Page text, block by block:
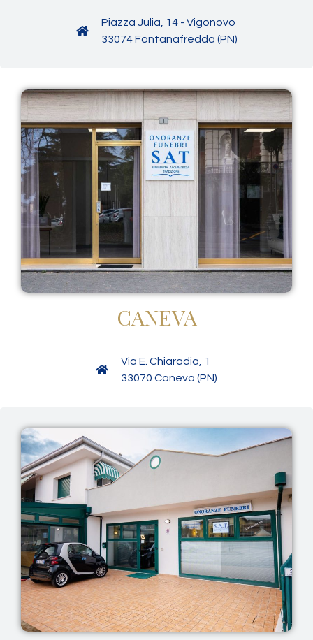
Piazza Julia, 14 - Vigonovo
33074 Fontanafredda (PN)
CANEVA
Via E. Chiaradia, 1
33070 Caneva (PN)